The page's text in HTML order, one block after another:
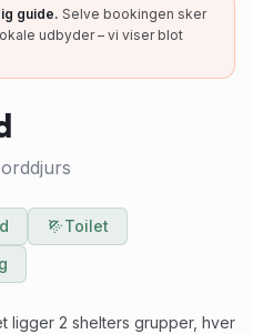
guide. Selve bookingen sker
udbyder – vi viser blot
Toilet
ligger 2 shelters grupper, hver